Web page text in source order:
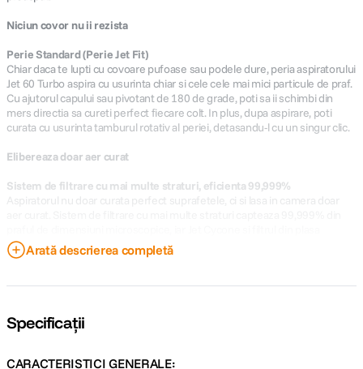
Niciun covor nu ii rezista
Perie Standard (Perie Jet Fit)
Chiar daca te lupti cu covoare pufoase sau podele dure, peria aspiratorului
Jet 60 Turbo aspira cu usurinta chiar si cele cele mai mici particule de praf.
Cu ajutorul capului sau pivotant de 180 de grade, poti sa ii schimbi din
mers directia sa cureti perfect fiecare colt. In plus, dupa aspirare, poti
curata cu usurinta tamburul rotativ al periei, detasandu-l cu un singur clic.
Elibereaza doar aer curat
Sistem de filtrare cu mai multe straturi, eficienta 99,999%
Aspiratorul nu doar curata perfect suprafetele, ci si lasa in camera doar
metalica capteaza particulele mari de praf.
Statia de incarcare 2 in 1 a aspiratorului este complet flexibila si se
adapteaza perfect in orice casa. Vrei sa depozitezi si sa incarci aspiratorul
ocupa astfel mai putin spatiu. Daca nu, o poti aseza oriunde iti e mai
Arată descrierea completă
Specificații
CARACTERISTICI GENERALE: